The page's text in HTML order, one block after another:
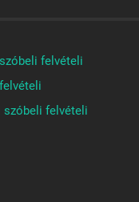
felvételi
felvételi